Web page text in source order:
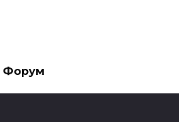
Форум